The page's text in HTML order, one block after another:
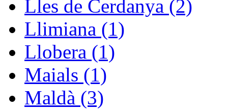
Lles de Cerdanya (2)
Llimiana (1)
Llobera (1)
Maials (1)
Maldà (3)